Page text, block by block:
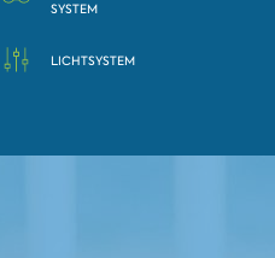
SYSTEM
LICHTSYSTEM